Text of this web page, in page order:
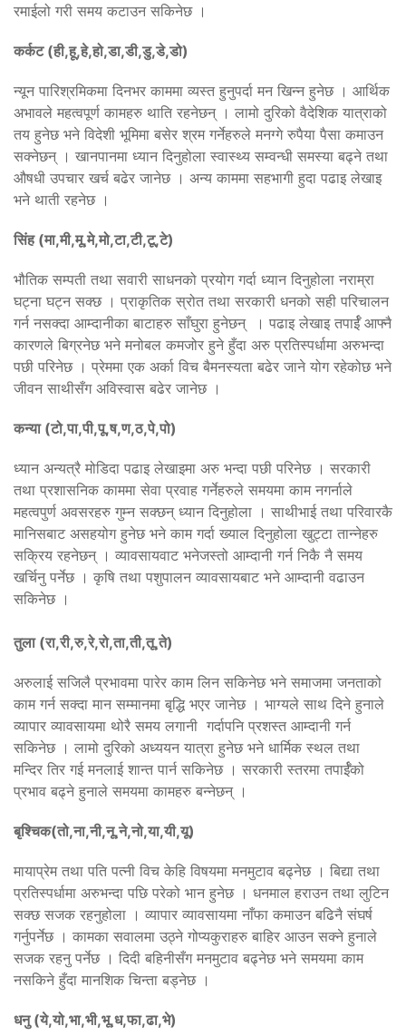
रमाईलो गरी समय कटाउन सकिनेछ ।
कर्कट (ही,हू,हे,हो,डा,डी,डु,डे,डो)
न्यून पारिश्रमिकमा दिनभर काममा व्यस्त हुनुपर्दा मन खिन्न हुनेछ । आर्थिक
अभावले महत्वपूर्ण कामहरु थाति रहनेछन् । लामो दुरिको वैदेशिक यात्राको
तय हुनेछ भने विदेशी भूमिमा बसेर श्रम गर्नेहरुले मनग्गे रुपैया पैसा कमाउन
सक्नेछन् । खानपानमा ध्यान दिनुहोला स्वास्थ्य सम्वन्धी समस्या बढ्ने तथा
औषधी उपचार खर्च बढेर जानेछ । अन्य काममा सहभागी हुदा पढाइ लेखाइ
भने थाती रहनेछ ।
सिंह (मा,मी,मू,मे,मो,टा,टी,टू,टे)
भौतिक सम्पती तथा सवारी साधनको प्रयोग गर्दा ध्यान दिनुहोला नराम्रा
घट्ना घट्न सक्छ । प्राकृतिक स्रोत तथा सरकारी धनको सही परिचालन
गर्न नसक्दा आम्दानीका बाटाहरु साँघुरा हुनेछन् । पढाइ लेखाइ तपार्ईँ आफ्नै
कारणले बिग्रनेछ भने मनोबल कमजोर हुने हुँदा अरु प्रतिस्पर्धामा अरुभन्दा
पछी परिनेछ । प्रेममा एक अर्का विच बैमनस्यता बढेर जाने योग रहेकोछ भने
जीवन साथीसँग अविस्वास बढेर जानेछ ।
कन्या (टो,पा,पी,पू,ष,ण,ठ,पे,पो)
ध्यान अन्यत्रै मोडिदा पढाइ लेखाइमा अरु भन्दा पछी परिनेछ । सरकारी
तथा प्रशासनिक काममा सेवा प्रवाह गर्नेहरुले समयमा काम नगर्नाले
महत्वपुर्ण अवसरहरु गुम्न सक्छन् ध्यान दिनुहोला । साथीभाई तथा परिवारकै
मानिसबाट असहयोग हुनेछ भने काम गर्दा ख्याल दिनुहोला खुट्टा तान्नेहरु
सक्रिय रहनेछन् । व्यावसायवाट भनेजस्तो आम्दानी गर्न निकै नै समय
खर्चिनु पर्नेछ । कृषि तथा पशुपालन व्यावसायबाट भने आम्दानी वढाउन
सकिनेछ ।
तुला (रा,री,रु,रे,रो,ता,ती,तू,ते)
अरुलाई सजिलै प्रभावमा पारेर काम लिन सकिनेछ भने समाजमा जनताको
काम गर्न सक्दा मान सम्मानमा बृद्धि भएर जानेछ । भाग्यले साथ दिने हुनाले
व्यापार व्यावसायमा थोरै समय लगानी गर्दापनि प्रशस्त आम्दानी गर्न
सकिनेछ । लामो दुरिको अध्ययन यात्रा हुनेछ भने धार्मिक स्थल तथा
मन्दिर तिर गई मनलाई शान्त पार्न सकिनेछ । सरकारी स्तरमा तपार्ईँको
प्रभाव बढ्ने हुनाले समयमा कामहरु बन्नेछन् ।
बृश्चिक(तो,ना,नी,नू,ने,नो,या,यी,यू)
मायाप्रेम तथा पति पत्नी विच केहि विषयमा मनमुटाव बढ्नेछ । बिद्या तथा
प्रतिस्पर्धामा अरुभन्दा पछि परेको भान हुनेछ । धनमाल हराउन तथा लुटिन
सक्छ सजक रहनुहोला । व्यापार व्यावसायमा नाँफा कमाउन बढिनै संघर्ष
गर्नुपर्नेछ । कामका सवालमा उठ्ने गोप्यकुराहरु बाहिर आउन सक्ने हुनाले
सजक रहनु पर्नेछ । दिदी बहिनीसँग मनमुटाव बढ्नेछ भने समयमा काम
नसकिने हुँदा मानशिक चिन्ता बड्नेछ ।
धनु (ये,यो,भा,भी,भू,ध,फा,ढा,भे)